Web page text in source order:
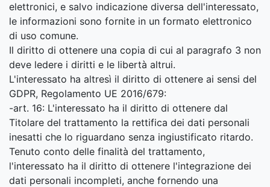
elettronici, e salvo indicazione diversa dell'interessato,
le informazioni sono fornite in un formato elettronico
di uso comune.
Il diritto di ottenere una copia di cui al paragrafo 3 non
deve ledere i diritti e le libertà altrui.
L'interessato ha altresì il diritto di ottenere ai sensi del
GDPR, Regolamento UE 2016/679:
-art. 16: L'interessato ha il diritto di ottenere dal
Titolare del trattamento la rettifica dei dati personali
inesatti che lo riguardano senza ingiustificato ritardo.
Tenuto conto delle finalità del trattamento,
l'interessato ha il diritto di ottenere l'integrazione dei
dati personali incompleti, anche fornendo una